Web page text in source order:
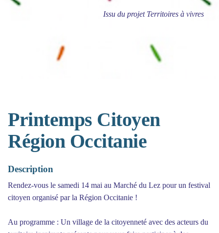
Issu du projet Territoires à vivres
Printemps Citoyen
Région Occitanie
Description
Rendez-vous le samedi 14 mai au Marché du Lez pour un festival
citoyen organisé par la Région Occitanie !
Au programme : Un village de la citoyenneté avec des acteurs du